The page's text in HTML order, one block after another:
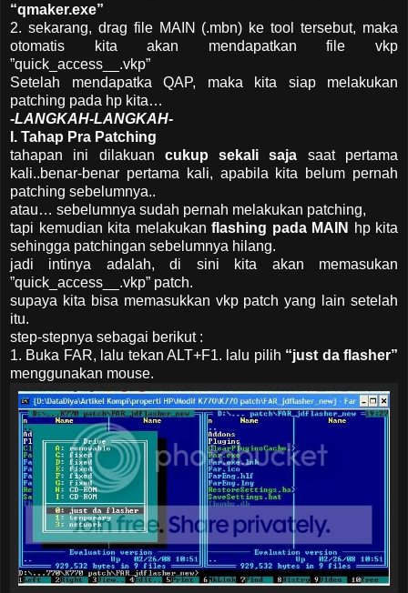
“qmaker.exe”
2. sekarang, drag file MAIN (.mbn) ke tool tersebut, maka
otomatis kita akan mendapatkan file vkp
”quick_access__.vkp”
Setelah mendapatka QAP, maka kita siap melakukan
patching pada hp kita…
-LANGKAH-LANGKAH-
I. Tahap Pra Patching
tahapan ini dilakuan cukup sekali saja saat pertama
kali..benar-benar pertama kali, apabila kita belum pernah
patching sebelumnya..
atau… sebelumnya sudah pernah melakukan patching,
tapi kemudian kita melakukan flashing pada MAIN
hp kita
sehingga patchingan sebelumnya hilang.
jadi intinya adalah, di sini kita akan memasukan
”quick_access__.vkp” patch.
supaya kita bisa memasukkan vkp patch yang lain setelah
itu.
step-stepnya sebagai berikut :
1. Buka FAR, lalu tekan ALT+F1. lalu pilih “just da flasher”
menggunakan mouse.